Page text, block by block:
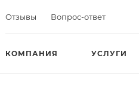
Отзывы Вопрос-ответ
КОМПАНИЯ УСЛУГИ